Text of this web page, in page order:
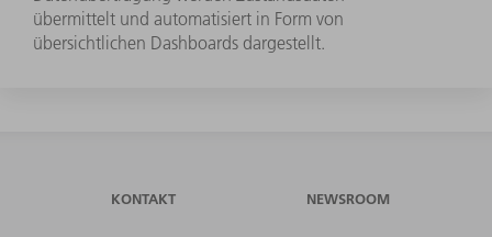
übermittelt und automatisiert in Form von
übersichtlichen Dashboards dargestellt.
KONTAKT NEWSROOM